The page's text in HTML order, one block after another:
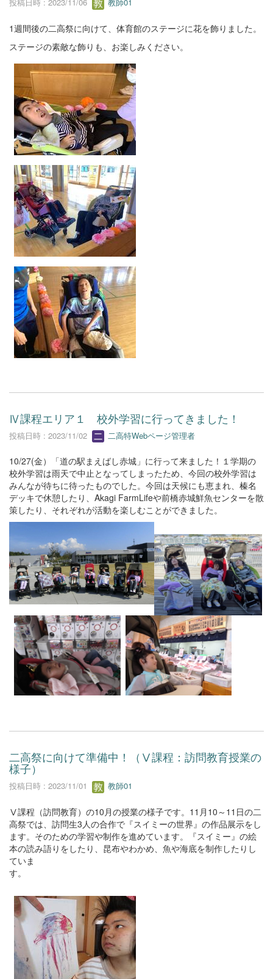
1週間後の二高祭に向けて、体育館のステージに花を飾りました。
ステージの素敵な飾りも、お楽しみください。
Ⅳ課程エリア１ 校外学習に行ってきました！
投稿日時 : 2023/11/02 二高特Webページ管理者
10/27(金）「道の駅まえばし赤城」に行って来ました！１学期の
校外学習は雨天で中止となってしまったため、今回の校外学習は
みんなが待ちに待ったものでした。今回は天候にも恵まれ、榛名
デッキで休憩したり、Akagi FarmLifeや前橋赤城鮮魚センターを散
策したり、それぞれが活動を楽しむことができました。
二高祭に向けて準備中！（Ⅴ課程：訪問教育授業の
様子）
投稿日時 : 2023/11/01 教師01
Ⅴ課程（訪問教育）の10月の授業の様子です。11月10～11日の二
高祭では、訪問生3人の合作で『スイミーの世界』の作品展示をし
ます。そのための学習や制作を進めています。『スイミー』の絵
本の読み語りをしたり、昆布やわかめ、魚や海底を制作したりし
ていま
す。